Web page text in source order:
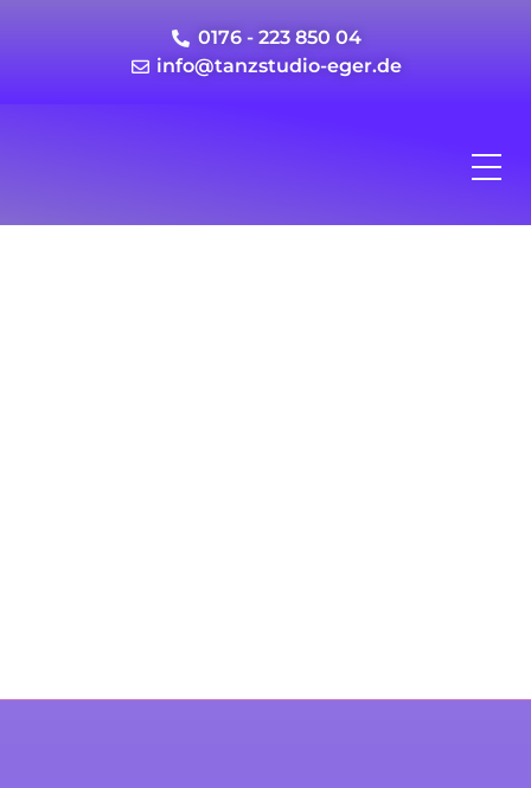
0176 - 223 850 04
info@tanzstudio-eger.de